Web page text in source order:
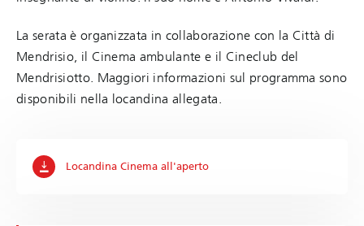
La serata è organizzata in collaborazione con la Città di
Mendrisio, il Cinema ambulante e il Cineclub del
Mendrisiotto. Maggiori informazioni sul programma sono
disponibili nella locandina allegata.
Locandina Cinema all'aperto